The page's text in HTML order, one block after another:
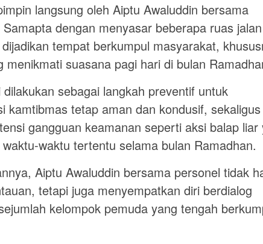
langsung oleh Aiptu Awaluddin bersama
dengan menyasar beberapa ruas
tempat berkumpul masyarakat,
menikmati suasana pagi hari di bulan
sebagai langkah preventif untuk
kamtibmas tetap aman dan kondusif, sekaligus
gangguan keamanan seperti aksi balap liar
waktu tertentu selama bulan Ramadhan.
Aiptu Awaluddin bersama personel tidak
tetapi juga menyempatkan diri berdialog
kelompok pemuda yang tengah